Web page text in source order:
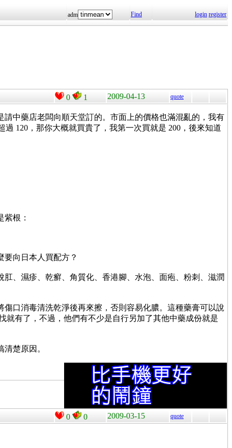
adm Find login register
0 1 2009-04-13 quote
中藥店老闆向順天堂訂的。市面上的價格也滿混亂的，我有
過 120，那你大概就買貴了，我第一次買就是 200，後來知道
根：
向日本人買配方？
、濕疹、乾癬、角質化、香港腳、水泡、面疱、粉刺、滋潤
口消毒清洗乾淨後再來擦，否則容易化膿。這種藥膏可以說
有了，不過，他們有不少是自行另加了其他中藥成份就是
楚原因。
0 0 2009-03-15 quote